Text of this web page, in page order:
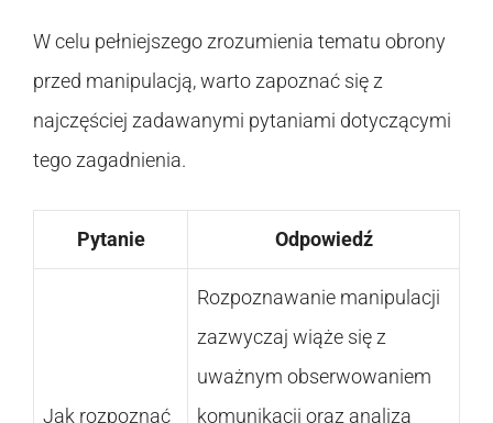
W celu pełniejszego zrozumienia tematu obrony
przed manipulacją, warto zapoznać się z
najczęściej zadawanymi pytaniami dotyczącymi
tego zagadnienia.
Pytanie Odpowiedź
Jak rozpoznać
Rozpoznawanie manipulacji
zazwyczaj wiąże się z
uważnym obserwowaniem
komunikacji oraz analizą